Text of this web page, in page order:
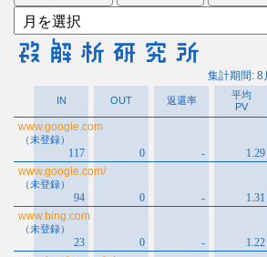
ア
ー
カ